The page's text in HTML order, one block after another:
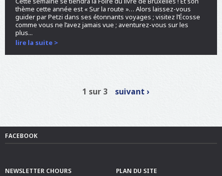
thème cette année est « Sur la route »… Alors laissez-vous
guider par Petzi dans ses étonnants voyages ; visitez l’Écosse
comme vous ne l’avez jamais vue ; aventurez-vous sur les
plus...
lire la suite >
1 sur 3 suivant ›
FACEBOOK
NEWSLETTER CHOURS PLAN DU SITE